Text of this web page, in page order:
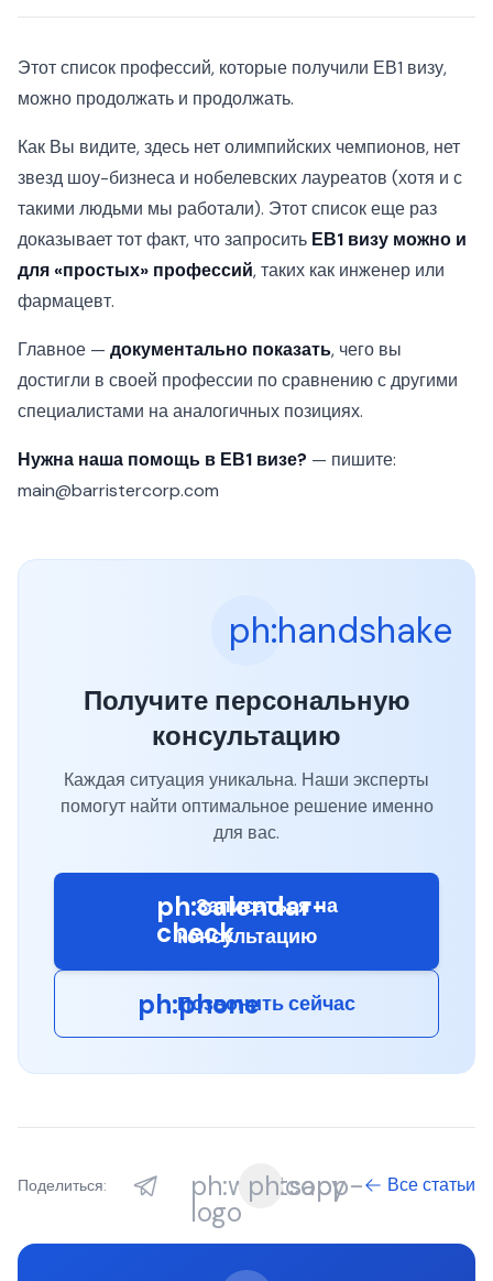
Этот список профессий, которые получили ЕВ1 визу,
можно продолжать и продолжать.
Как Вы видите, здесь нет олимпийских чемпионов, нет
звезд шоу-бизнеса и нобелевских лауреатов (хотя и с
такими людьми мы работали). Этот список еще раз
доказывает тот факт, что запросить ЕВ1 визу можно и
для «простых» профессий, таких как инженер или
фармацевт.
Главное — документально показать, чего вы
достигли в своей профессии по сравнению с другими
специалистами на аналогичных позициях.
Нужна наша помощь в ЕВ1 визе? — пишите:
main@barristercorp.com
ph:handshake
Получите персональную
консультацию
Каждая ситуация уникальна. Наши эксперты
помогут найти оптимальное решение именно
для вас.
ph:calendar-
check
Записаться на
консультацию
ph:phone
Позвонить сейчас
Поделиться: ph:whatsapp-
logo
ph:copy Все статьи